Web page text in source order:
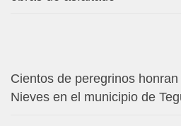
Cientos de peregrinos
Nieves en el municipio de